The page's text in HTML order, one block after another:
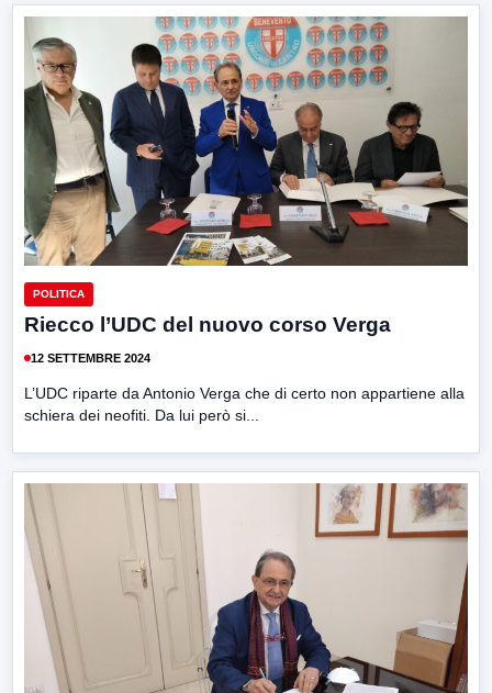
POLITICA
Riecco l’UDC del nuovo corso Verga
12 SETTEMBRE 2024
L’UDC riparte da Antonio Verga che di certo non appartiene alla
schiera dei neofiti. Da lui però si...